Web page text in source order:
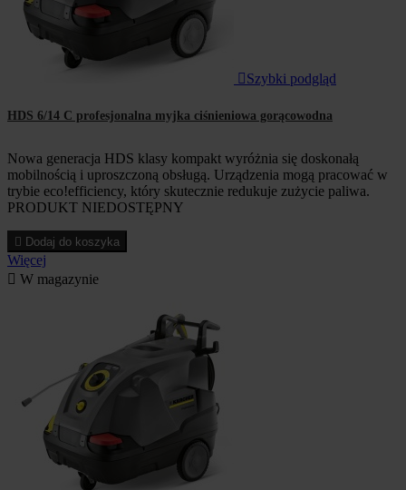
 Szybki podgląd
HDS 6/14 C profesjonalna myjka ciśnieniowa gorącowodna
Nowa generacja HDS klasy kompakt wyróżnia się doskonałą
mobilnością i uproszczoną obsługą. Urządzenia mogą pracować w
trybie eco!efficiency, który skutecznie redukuje zużycie paliwa.
PRODUKT NIEDOSTĘPNY
 Dodaj do koszyka
Więcej
 W magazynie